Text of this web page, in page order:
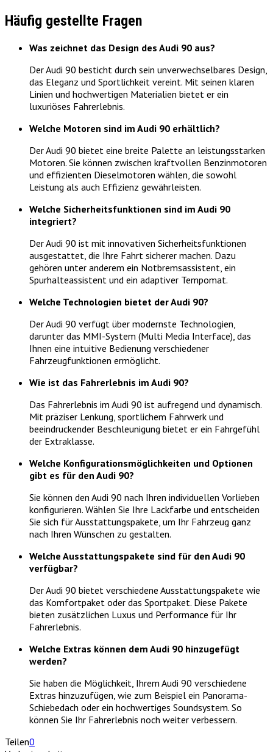
Häufig gestellte Fragen
Was zeichnet das Design des Audi 90 aus?
Der Audi 90 besticht durch sein unverwechselbares Design,
das Eleganz und Sportlichkeit vereint. Mit seinen klaren
Linien und hochwertigen Materialien bietet er ein
luxuriöses Fahrerlebnis.
Welche Motoren sind im Audi 90 erhältlich?
Der Audi 90 bietet eine breite Palette an leistungsstarken
Motoren. Sie können zwischen kraftvollen Benzinmotoren
und effizienten Dieselmotoren wählen, die sowohl
Leistung als auch Effizienz gewährleisten.
Welche Sicherheitsfunktionen sind im Audi 90
integriert?
Der Audi 90 ist mit innovativen Sicherheitsfunktionen
ausgestattet, die Ihre Fahrt sicherer machen. Dazu
gehören unter anderem ein Notbremsassistent, ein
Spurhalteassistent und ein adaptiver Tempomat.
Welche Technologien bietet der Audi 90?
Der Audi 90 verfügt über modernste Technologien,
darunter das MMI-System (Multi Media Interface), das
Ihnen eine intuitive Bedienung verschiedener
Fahrzeugfunktionen ermöglicht.
Wie ist das Fahrerlebnis im Audi 90?
Das Fahrerlebnis im Audi 90 ist aufregend und dynamisch.
Mit präziser Lenkung, sportlichem Fahrwerk und
beeindruckender Beschleunigung bietet er ein Fahrgefühl
der Extraklasse.
Welche Konfigurationsmöglichkeiten und Optionen
gibt es für den Audi 90?
Sie können den Audi 90 nach Ihren individuellen Vorlieben
konfigurieren. Wählen Sie Ihre Lackfarbe und entscheiden
Sie sich für Ausstattungspakete, um Ihr Fahrzeug ganz
nach Ihren Wünschen zu gestalten.
Welche Ausstattungspakete sind für den Audi 90
verfügbar?
Der Audi 90 bietet verschiedene Ausstattungspakete wie
das Komfortpaket oder das Sportpaket. Diese Pakete
bieten zusätzlichen Luxus und Performance für Ihr
Fahrerlebnis.
Welche Extras können dem Audi 90 hinzugefügt
werden?
Sie haben die Möglichkeit, Ihrem Audi 90 verschiedene
Extras hinzuzufügen, wie zum Beispiel ein Panorama-
Schiebedach oder ein hochwertiges Soundsystem. So
können Sie Ihr Fahrerlebnis noch weiter verbessern.
Teilen0